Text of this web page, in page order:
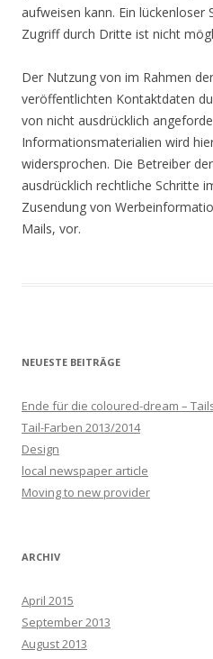
aufweisen kann. Ein lückenloser
Zugriff durch Dritte ist nicht
Der Nutzung von im Rahmen
veröffentlichten Kontaktdaten
von nicht ausdrücklich
Informationsmaterialien wird
widersprochen. Die Betreiber
ausdrücklich rechtliche Schritte
Zusendung von
Mails, vor.
NEUESTE BEITRÄGE
Ende für die coloured-dream –
Tail-Farben 2013/2014
Design
local newspaper article
Moving to new provider
ARCHIV
April 2015
September 2013
August 2013